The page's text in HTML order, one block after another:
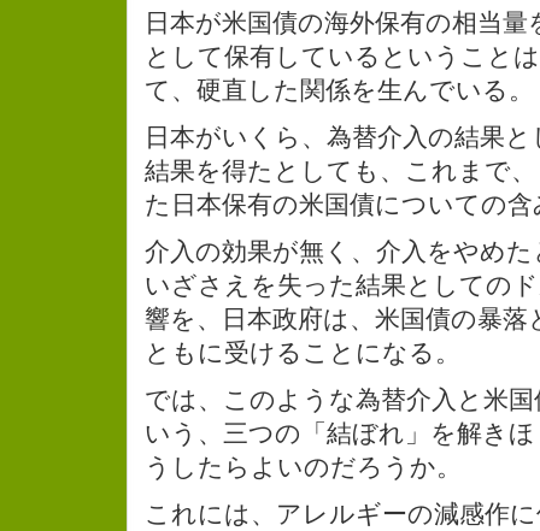
日本が米国債の海外保有の相当量
として保有しているということ
て、硬直した関係を生んでいる。
日本がいくら、為替介入の結果
結果を得たとしても、これまで
た日本保有の米国債についての
介入の効果が無く、介入をやめ
いざさえを失った結果としての
響を、日本政府は、米国債の暴
ともに受けることになる。
では、このような為替介入と米
いう、三つの「結ぼれ」を解き
うしたらよいのだろうか。
これには、アレルギーの減感作